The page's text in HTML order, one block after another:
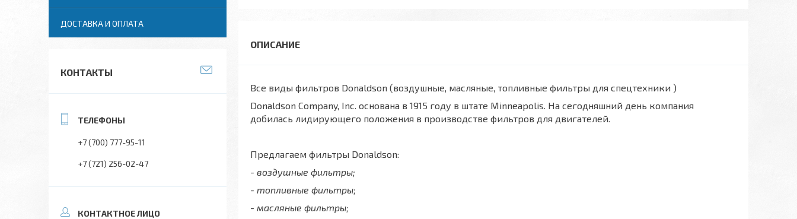
Все виды фильтров Donaldson (воздушные, масляные, топливные фильтры для спецтехники )
Donaldson Company, Inc. основана в 1915 году в штате Minneapolis. На сегодняшний день компания
добилась лидирующего положения в производстве фильтров для двигателей.
Предлагаем фильтры Donaldson:
- воздушные фильтры;
- топливные фильтры;
- масляные фильтры;
ДОСТАВКА И ОПЛАТА
КОНТАКТЫ
+7 (700) 777-95-11
+7 (721) 256-02-47